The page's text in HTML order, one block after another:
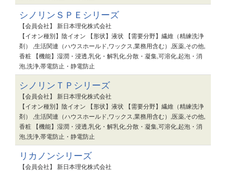
シノリンＳＰＥシリーズ
【会員会社】 新日本理化株式会社
【イオン種別】陰イオン 【形状】液状 【需要分野】繊維（精練洗浄
剤） ,生活関連（ハウスホールド,ワックス,業務用含む）,医薬,その他,
香粧 【機能】湿潤・浸透,乳化・解乳化,分散・凝集,可溶化,起泡・消
泡,洗浄,帯電防止・静電防止
シノリンＴＰシリーズ
【会員会社】 新日本理化株式会社
【イオン種別】陰イオン 【形状】液状 【需要分野】繊維（精練洗浄
剤） ,生活関連（ハウスホールド,ワックス,業務用含む）,医薬,その他,
香粧 【機能】湿潤・浸透,乳化・解乳化,分散・凝集,可溶化,起泡・消
泡,洗浄,帯電防止・静電防止
リカノンシリーズ
【会員会社】 新日本理化株式会社